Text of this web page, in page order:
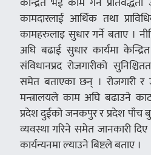
कामदारलाई आर्थिक तथा
कामहरुलाइ सुधार गर्ने बताए ।
अघि बढाई सुधार कार्यमा
संविधानप्रद रोजगारीको
समेत बताएका छन् । रोजगारी
मन्त्रालयले काम अघि बढाउने
प्रदेश दुईको जनकपुर र प्रदेश पाँच
व्यवस्था गरिने समेत जानकारी दिए
कार्यन्यनमा ल्याउने बिष्टले बताए ।